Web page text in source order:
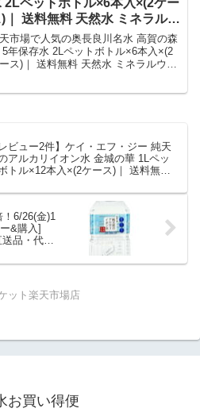
商品情報・購入方法まとめ。
2Lペットボトル×6本入×(2ケー
)｜ 送料無料 天然水 ミネラルウ
ーター 2l 保存水 長期保存水｜
・送料・ポイント還元まとめ
市場で人気の奥長良川名水 高賀の森
5年保存水 2Lペットボトル×6本入×(2
ス)｜ 送料無料 天然水 ミネラルウォ
レビュー2件】ケイ・エフ・ジー 純天
アルカリイオン水 金城の華 1Lペッ
トル×12本入×(2ケース)｜ 送料無料
｜価格・送料・ポイント還元まとめ
！6/26(金)1
&購入]
送品・代引
ボトル×12
料・ポイ
ット楽天市場店
お買い得便